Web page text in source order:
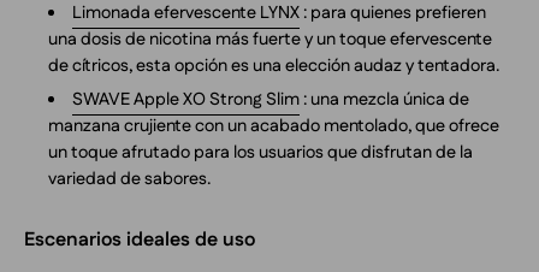
Limonada efervescente LYNX : para quienes prefieren
una dosis de nicotina más fuerte y un toque efervescente
de cítricos, esta opción es una elección audaz y tentadora.
SWAVE Apple XO Strong Slim : una mezcla única de
manzana crujiente con un acabado mentolado, que ofrece
un toque afrutado para los usuarios que disfrutan de la
variedad de sabores.
Escenarios ideales de uso